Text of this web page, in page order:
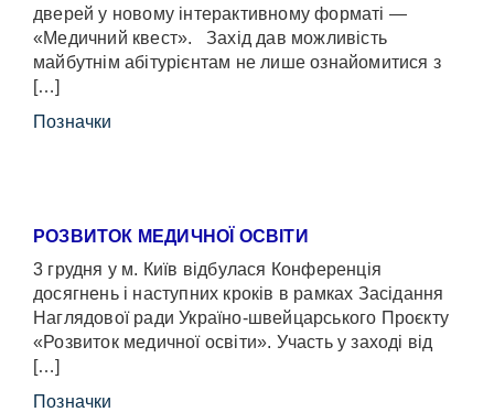
дверей у новому інтерактивному форматі —
«Медичний квест». Захід дав можливість
майбутнім абітурієнтам не лише ознайомитися з
[…]
Позначки
РОЗВИТОК МЕДИЧНОЇ ОСВІТИ
3 грудня у м. Київ відбулася Конференція
досягнень і наступних кроків в рамках Засідання
Наглядової ради Україно-швейцарського Проєкту
«Розвиток медичної освіти». Участь у заході від
[…]
Позначки